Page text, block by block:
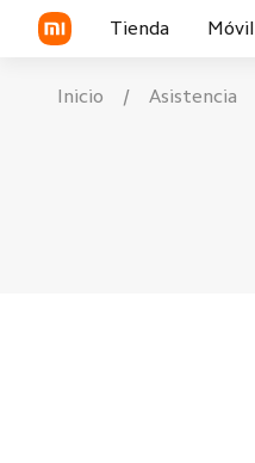
Tienda Móvil
Smartphone
Reloj inteligente
Serie POCO F
Inicio / Asistencia